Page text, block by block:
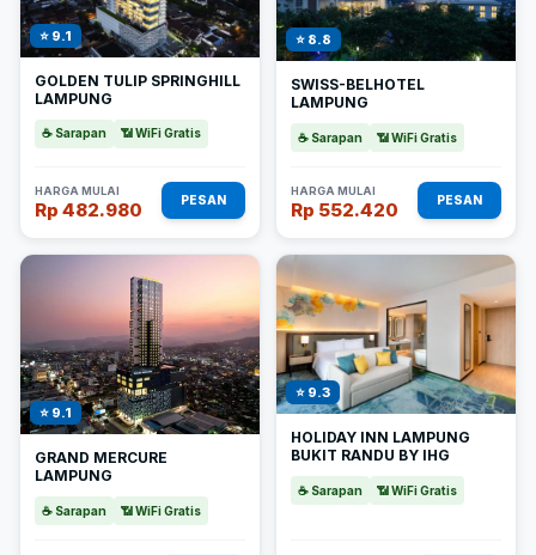
⭐ 9.1
GOLDEN TULIP SPRINGHILL
LAMPUNG
☕ Sarapan 📶 WiFi Gratis
HARGA MULAI
Rp 482.980 PESAN
⭐ 8.8
SWISS-BELHOTEL
LAMPUNG
☕ Sarapan 📶 WiFi Gratis
HARGA MULAI
Rp 552.420 PESAN
⭐ 9.1
GRAND MERCURE
LAMPUNG
☕ Sarapan 📶 WiFi Gratis
⭐ 9.3
HOLIDAY INN LAMPUNG
BUKIT RANDU BY IHG
☕ Sarapan 📶 WiFi Gratis